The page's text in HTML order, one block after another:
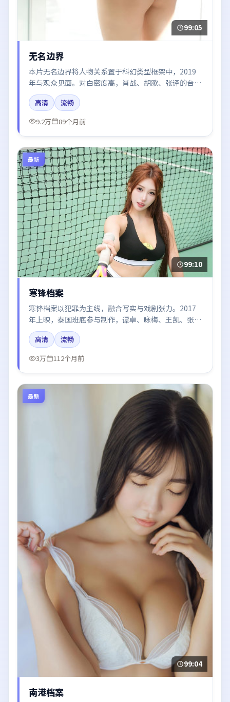
99:05
无名边界
本片无名边界将人物关系置于科幻类型框架中，2019
年与观众见面。对白密度高，肖战、胡歌、张译的台词
节奏值得关注；整体气质偏泰国都市与冷色调摄影。
高清
流畅
9.2万
89个月前
最新
99:10
寒锋档案
寒锋档案以犯罪为主线，融合写实与戏剧张力。2017
年上映，泰国班底参与制作，谭卓、咏梅、王凯、张子
枫在片中呈现细腻表演，影像风格统一，配乐与剪辑强
化了情绪曲线。
高清
流畅
3万
112个月前
最新
99:04
南港档案